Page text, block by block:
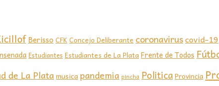
Berisso CFKConcejo Deliberante coronaviruscovid-19
Estudiantes Estudiantes de La PlataFrente de Todos
de La Plata musicapandemia pincha PoliticaProvincia